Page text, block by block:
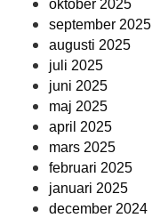
oktober 2025
september 2025
augusti 2025
juli 2025
juni 2025
maj 2025
april 2025
mars 2025
februari 2025
januari 2025
december 2024